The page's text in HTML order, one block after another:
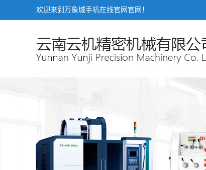
欢迎来到万象城手机在线官网官网！